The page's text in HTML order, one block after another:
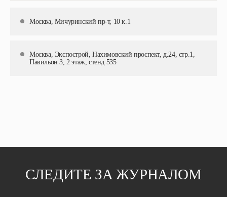
Москва, Мичуринский пр-т, 10 к.1
Москва, Экспострой, Нахимовский проспект, д.24, стр.1,
Павильон 3, 2 этаж, стенд 535
СЛЕДИТЕ ЗА ЖУРНАЛОМ